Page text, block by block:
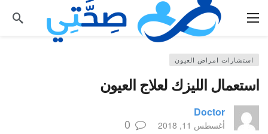
استشارات امراض العيون
استعمال الليزك لعلاج العيون
Doctor
أغسطس 11, 2018 0